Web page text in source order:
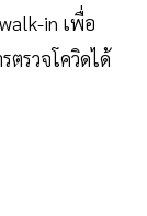
in เพื่อ
ตรวจโควิดได้